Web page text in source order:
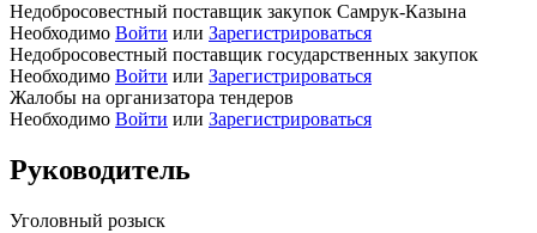
Недобросовестный поставщик закупок Самрук-Казына
Необходимо Войти или Зарегистрироваться
Недобросовестный поставщик государственных закупок
Необходимо Войти или Зарегистрироваться
Жалобы на организатора тендеров
Необходимо Войти или Зарегистрироваться
Руководитель
Уголовный розыск